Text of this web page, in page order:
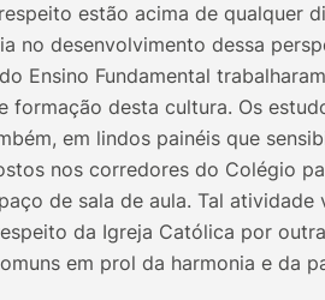
estão acima de qualquer
no desenvolvimento dessa
Ensino Fundamental
formação desta cultura. Os
em lindos painéis que
nos corredores do Colégio
de sala de aula. Tal
da Igreja Católica por
em prol da harmonia e da